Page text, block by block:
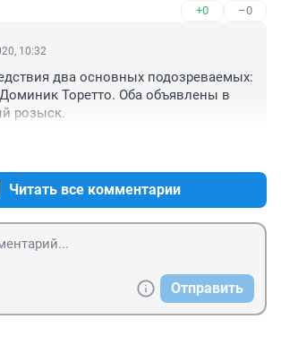
+0 –0
10:32
два основных подозреваемых:
Торетто. Оба объявлены в
розыск.
Читать все комментарии
Отправить